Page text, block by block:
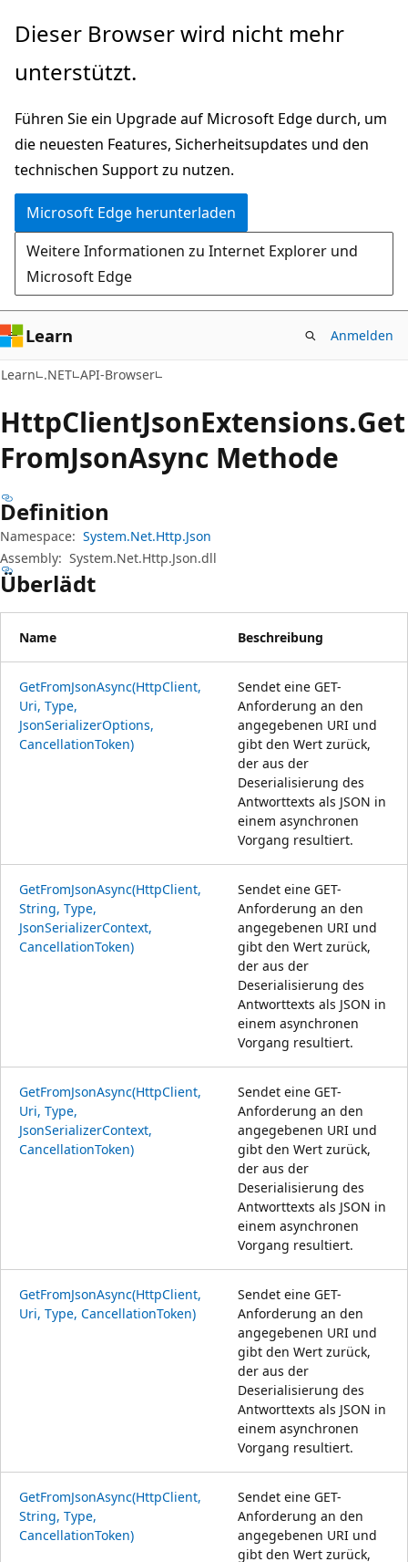
Zu
wechseln
Zur
springen
Dieser Browser wird nicht mehr
unterstützt.
Führen Sie ein Upgrade auf Microsoft Edge durch, um
die neuesten Features, Sicherheitsupdates und den
technischen Support zu nutzen.
Microsoft Edge herunterladen
Weitere Informationen zu Internet Explorer und
Microsoft Edge
Learn Anmelden
Learn .NET API-Browser
HttpClientJsonExtensions.Get
FromJsonAsync Methode
Definition
Namespace: System.Net.Http.Json
Assembly: System.Net.Http.Json.dll
Überlädt
Name Beschreibung
GetFromJsonAsync(HttpClient,
Uri, Type,
JsonSerializerOptions,
CancellationToken)
Sendet eine GET-
Anforderung an den
angegebenen URI und
gibt den Wert zurück,
der aus der
Deserialisierung des
Antworttexts als JSON in
einem asynchronen
Vorgang resultiert.
GetFromJsonAsync(HttpClient,
String, Type,
JsonSerializerContext,
CancellationToken)
Sendet eine GET-
Anforderung an den
angegebenen URI und
gibt den Wert zurück,
der aus der
Deserialisierung des
Antworttexts als JSON in
einem asynchronen
Vorgang resultiert.
GetFromJsonAsync(HttpClient,
Uri, Type,
JsonSerializerContext,
CancellationToken)
Sendet eine GET-
Anforderung an den
angegebenen URI und
gibt den Wert zurück,
der aus der
Deserialisierung des
Antworttexts als JSON in
einem asynchronen
Vorgang resultiert.
GetFromJsonAsync(HttpClient,
Uri, Type, CancellationToken)
Sendet eine GET-
Anforderung an den
angegebenen URI und
gibt den Wert zurück,
der aus der
Deserialisierung des
Antworttexts als JSON in
einem asynchronen
Vorgang resultiert.
GetFromJsonAsync(HttpClient,
String, Type,
CancellationToken)
Sendet eine GET-
Anforderung an den
angegebenen URI und
gibt den Wert zurück,